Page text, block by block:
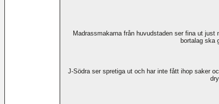
Madrassmakarna från huvudstaden ser fina ut
bortalag ska
J-Södra ser spretiga ut och har inte fått ihop saker